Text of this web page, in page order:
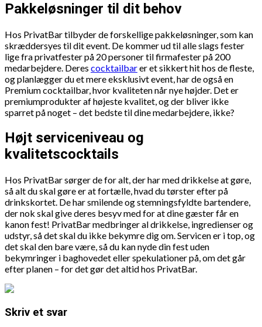
Pakkeløsninger til dit behov
Hos PrivatBar tilbyder de forskellige pakkeløsninger, som kan
skræddersyes til dit event. De kommer ud til alle slags fester
lige fra privatfester på 20 personer til firmafester på 200
medarbejdere. Deres cocktailbarer et sikkert hit hos de fleste,
og planlægger du et mere eksklusivt event, har de også en
Premium cocktailbar, hvor kvaliteten når nye højder. Det er
premiumprodukter af højeste kvalitet, og der bliver ikke
sparret på noget – det bedste til dine medarbejdere, ikke?
Højt serviceniveau og
kvalitetscocktails
Hos PrivatBar sørger de for alt, der har med drikkelse at gøre,
så alt du skal gøre er at fortælle, hvad du tørster efter på
drinkskortet. De har smilende og stemningsfyldte bartendere,
der nok skal give deres besyv med for at dine gæster får en
kanon fest! PrivatBar medbringer al drikkelse, ingredienser og
udstyr, så det skal du ikke bekymre dig om. Servicen er i top, og
det skal den bare være, så du kan nyde din fest uden
bekymringer i baghovedet eller spekulationer på, om det går
efter planen – for det gør det altid hos PrivatBar.
Skriv et svar